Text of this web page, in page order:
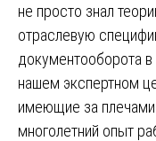
не просто знал
отраслевую
документооборота
нашем экспертном
имеющие за плечами
многолетний опыт